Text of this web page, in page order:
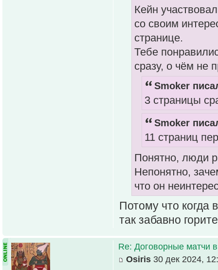
Кейн
со своим
странице.
Тебе
сразу, о чём не
Smoker
3 страницы
Smoker
11 страниц
Понятно, люди
Непонятно,
что он
Потому что когда
так забавно
Re: Договорные матчи
Osiris 30 дек 2024,